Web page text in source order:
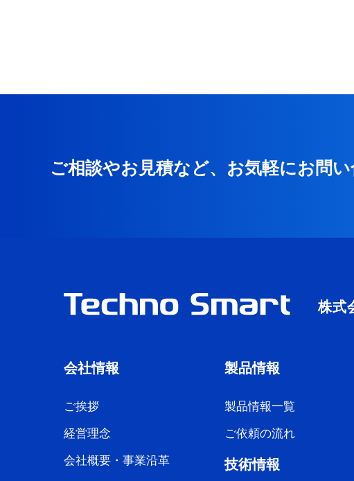
ご相談やお見積など、お気軽にお問い
会社情報
ご挨拶
経営理念
会社概要・事業沿革
製品情報
製品情報一覧
ご依頼の流れ
技術情報